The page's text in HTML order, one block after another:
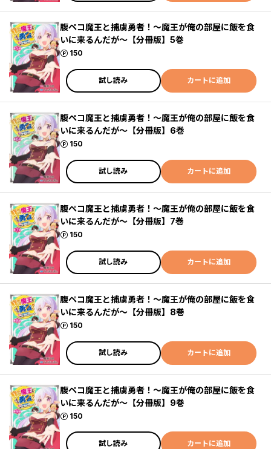
腹ペコ魔王と捕虜勇者！～魔王が俺の部屋に飯を食
いに来るんだが～【分冊版】5巻
150
ポイント
試し読み カートに追加
腹ペコ魔王と捕虜勇者！～魔王が俺の部屋に飯を食
いに来るんだが～【分冊版】6巻
150
ポイント
試し読み カートに追加
腹ペコ魔王と捕虜勇者！～魔王が俺の部屋に飯を食
いに来るんだが～【分冊版】7巻
150
ポイント
試し読み カートに追加
腹ペコ魔王と捕虜勇者！～魔王が俺の部屋に飯を食
いに来るんだが～【分冊版】8巻
150
ポイント
試し読み カートに追加
腹ペコ魔王と捕虜勇者！～魔王が俺の部屋に飯を食
いに来るんだが～【分冊版】9巻
150
ポイント
試し読み カートに追加